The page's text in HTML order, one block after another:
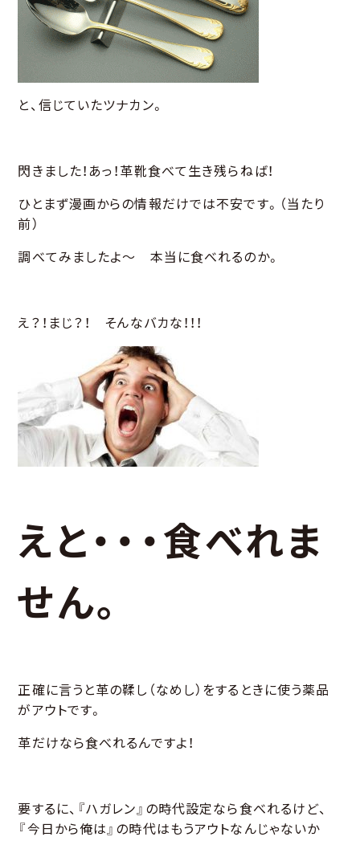
と、信じていたツナカン。
閃きました！あっ！革靴食べて生き残らねば！
ひとまず漫画からの情報だけでは不安です。（当たり
前）
調べてみましたよ～ 本当に食べれるのか。
え？！まじ？！ そんなバカな！！！
えと・・・食べれま
せん。
正確に言うと革の鞣し（なめし）をするときに使う薬品
がアウトです。
革だけなら食べれるんですよ！
要するに、『ハガレン』の時代設定なら食べれるけど、
『今日から俺は』の時代はもうアウトなんじゃないか